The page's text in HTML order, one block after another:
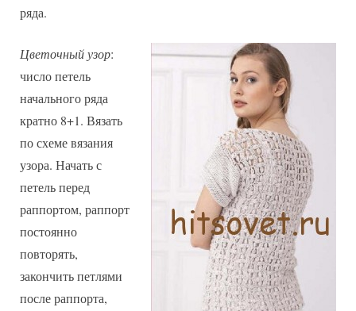
ряда.
Цветочный узор:
число петель
начального ряда
кратно 8+1. Вязать
по схеме вязания
узора. Начать с
петель перед
раппортом, раппорт
постоянно
повторять,
закончить петлями
после раппорта,